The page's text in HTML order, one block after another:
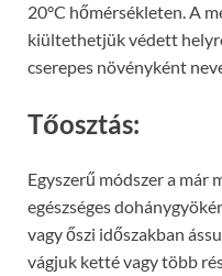
20°C hőmérsékleten. A
kiültethetjük védett
cserepes növényként
Tőosztás:
Egyszerű módszer a már
egészséges
vagy őszi időszakban
vágjuk ketté vagy több